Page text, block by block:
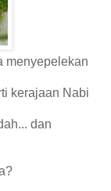
menyepelekan
kerajaan Nabi
dan